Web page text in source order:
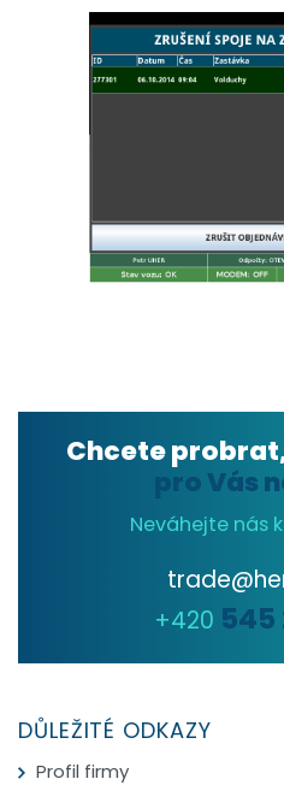
Chcete
pro Vás
Neváhejte nás
+420 545
DŮLEŽITÉ ODKAZY
Profil firmy